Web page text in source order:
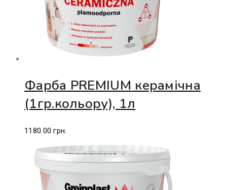
Фарба PREMIUM керамічна
(1гр.кольору), 1л
1180.00 грн.